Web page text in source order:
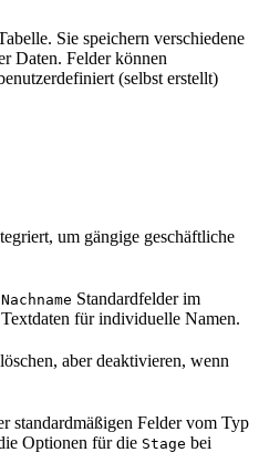
Sie speichern verschiedene
Daten. Felder können
(selbst erstellt)
um gängige geschäftliche
Nachname Standardfelder im
für individuelle Namen.
aber deaktivieren, wenn
standardmäßigen Felder vom Typ
Optionen für die Stage bei